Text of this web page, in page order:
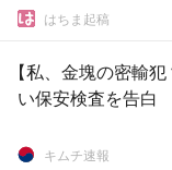
はちま起稿
【私、金塊の密輸
い保安検査を告白
キムチ速報